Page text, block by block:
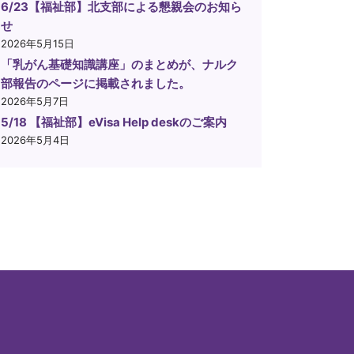
6/23【福祉部】北支部による懇親会のお知ら
せ
2026年5月15日
「乳がん基礎知識講座」のまとめが、ナルク
部報告のページに掲載されました。
2026年5月7日
5/18 【福祉部】eVisa Help deskのご案内
2026年5月4日